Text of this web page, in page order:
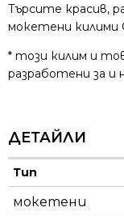
Търсите красив,
мокетени килими
* този килим и
разработени за и
ДЕТАЙЛИ
Тип
мокетени